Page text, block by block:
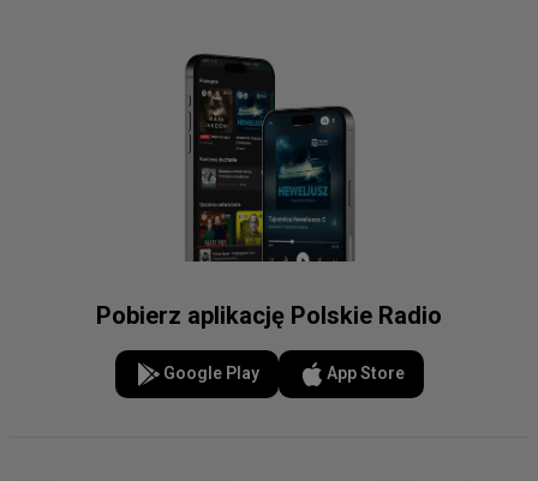
Pobierz aplikację Polskie Radio
Google Play App Store